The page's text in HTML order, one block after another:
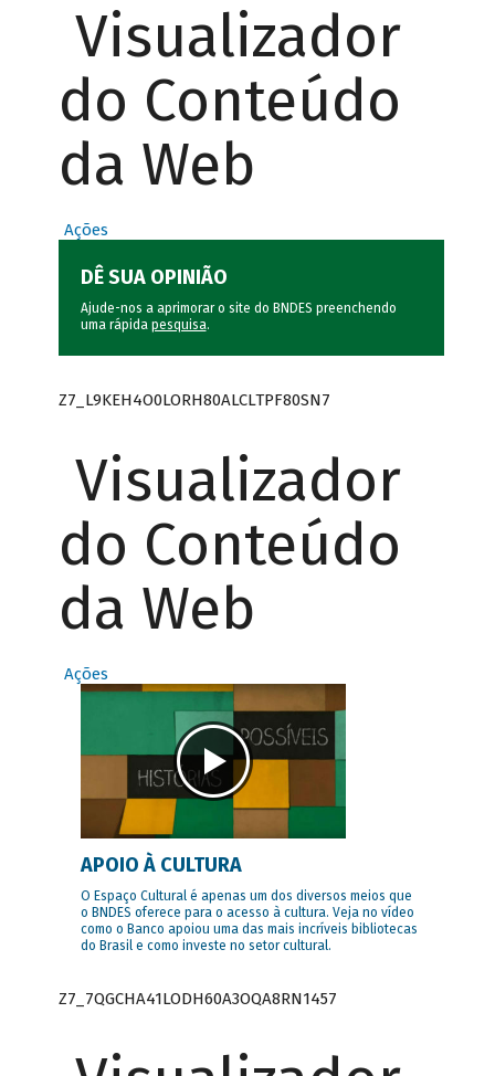
Visualizador
do Conteúdo
da Web
Ações
DÊ SUA OPINIÃO
Ajude-nos a aprimorar o site do BNDES preenchendo
uma rápida pesquisa.
Z7_L9KEH4O0LORH80ALCLTPF80SN7
Visualizador
do Conteúdo
da Web
Ações
APOIO À CULTURA
O Espaço Cultural é apenas um dos diversos meios que
o BNDES oferece para o acesso à cultura. Veja no vídeo
como o Banco apoiou uma das mais incríveis bibliotecas
do Brasil e como investe no setor cultural.
Z7_7QGCHA41LODH60A3OQA8RN1457